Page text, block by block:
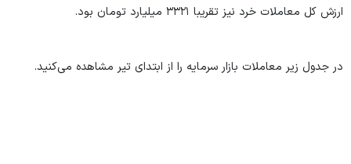
ارزش کل معاملات خرد نیز تقریبا ۳۳۲۱ میلیارد تومان بود.
در جدول زیر معاملات بازار سرمایه را از ابتدای تیر مشاهده می‌کنید.